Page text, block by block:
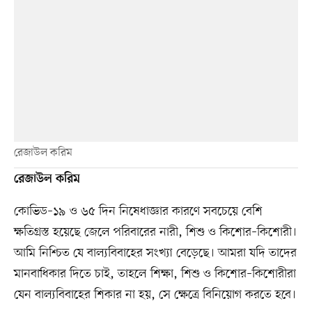
রেজাউল করিম
রেজাউল করিম
কোভিড–১৯ ও ৬৫ দিন নিষেধাজ্ঞার কারণে সবচেয়ে বেশি
ক্ষতিগ্রস্ত হয়েছে জেলে পরিবারের নারী, শিশু ও কিশোর–কিশোরী।
আমি নিশ্চিত যে বাল্যবিবাহের সংখ্যা বেড়েছে। আমরা যদি তাদের
মানবাধিকার দিতে চাই, তাহলে শিক্ষা, শিশু ও কিশোর–কিশোরীরা
যেন বাল্যবিবাহের শিকার না হয়, সে ক্ষেত্রে বিনিয়োগ করতে হবে।